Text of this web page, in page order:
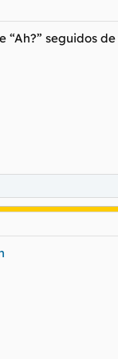
“Ah?” seguidos de